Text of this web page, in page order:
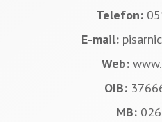
Telefon:
E-mail:
Web:
OIB:
MB: